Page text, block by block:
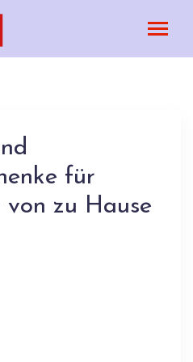
für
von zu Hause